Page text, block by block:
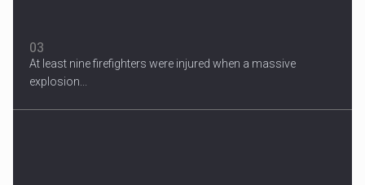
03
At least nine firefighters were injured when a massive
explosion...